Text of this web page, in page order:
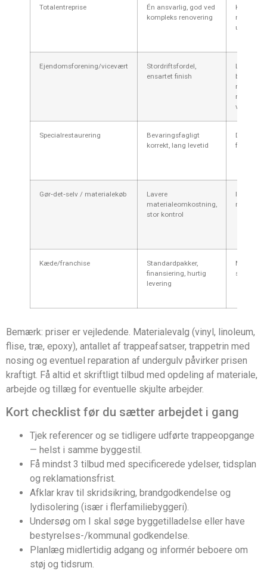
Totalentreprise
Én ansvarlig, god ved
kompleks renovering
Kan være
mindre
Ejendomsforening/vicevært
Stordriftsfordel,
ensartet finish
Lang
risiko for
vurdering
Specialrestaurering
Bevaringsfagligt
korrekt, lang levetid
Dyrt,
forløb
Gør‑det‑selv / materialekøb
Lavere
materialeomkostning,
stor kontrol
Ingen
risiko for
Kæde/franchise
Standardpakker,
finansiering, hurtig
levering
Mindre
Bemærk: priser er vejledende. Materialevalg (vinyl, linoleum,
flise, træ, epoxy), antallet af trappeafsatser, trappetrin med
nosing og eventuel reparation af undergulv påvirker prisen
kraftigt. Få altid et skriftligt tilbud med opdeling af materiale,
arbejde og tillæg for eventuelle skjulte arbejder.
Kort checklist før du sætter arbejdet i gang
Tjek referencer og se tidligere udførte trappeopgange
— helst i samme byggestil.
Få mindst 3 tilbud med specificerede ydelser, tidsplan
og reklamationsfrist.
Afklar krav til skridsikring, brandgodkendelse og
lydisolering (især i flerfamiliebyggeri).
Undersøg om I skal søge byggetilladelse eller have
bestyrelses-/kommunal godkendelse.
Planlæg midlertidig adgang og informér beboere om
støj og tidsrum.